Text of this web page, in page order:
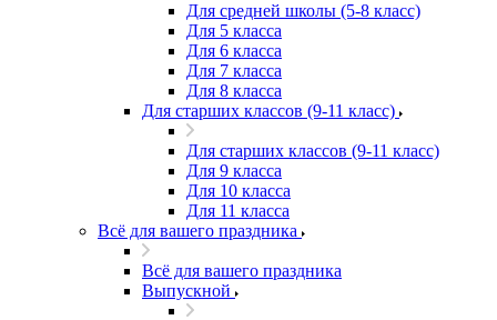
Для средней школы (5-8 класс)
Для 5 класса
Для 6 класса
Для 7 класса
Для 8 класса
Для старших классов (9-11 класс)
Для старших классов (9-11 класс)
Для 9 класса
Для 10 класса
Для 11 класса
Всё для вашего праздника
Всё для вашего праздника
Выпускной